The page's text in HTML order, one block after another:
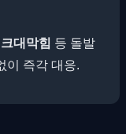
대막힘 등 돌발
이 즉각 대응.